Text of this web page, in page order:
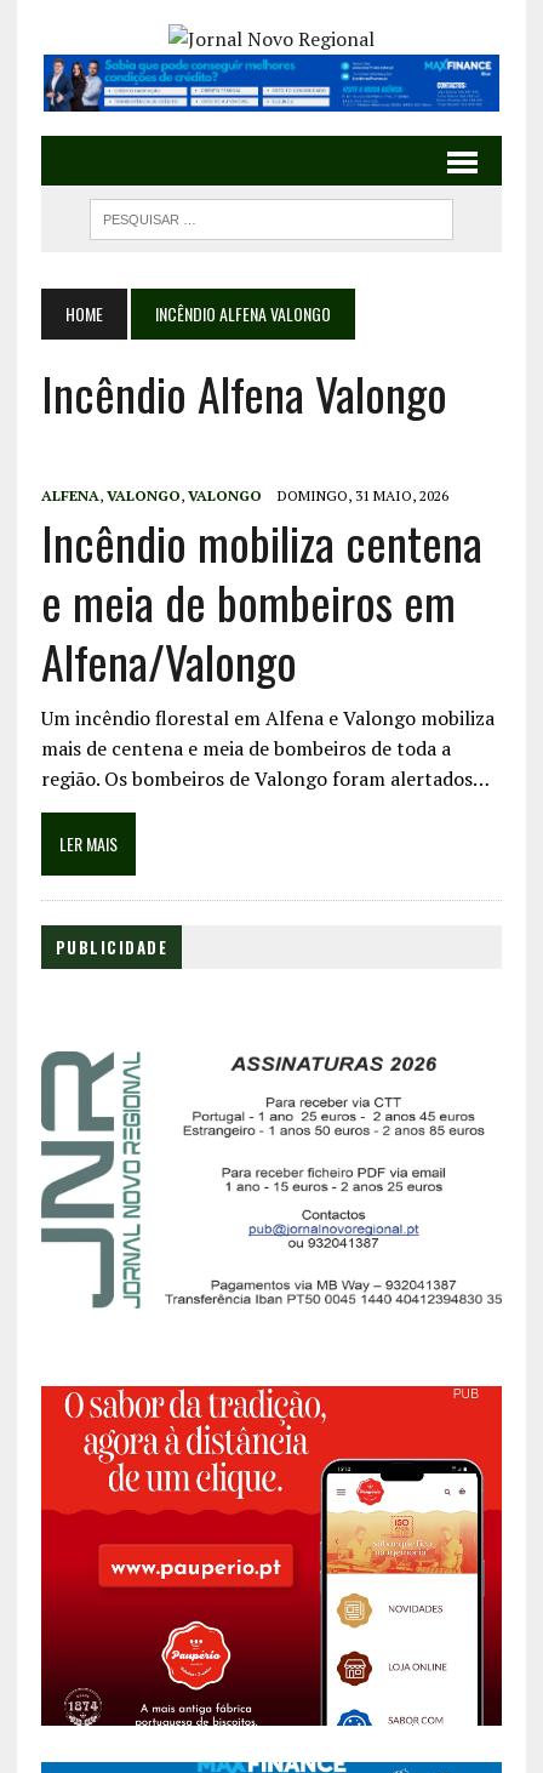
HOME INCÊNDIO ALFENA VALONGO
Incêndio Alfena Valongo
ALFENA, VALONGO, VALONGO DOMINGO, 31 MAIO, 2026
Incêndio mobiliza centena
e meia de bombeiros em
Alfena/Valongo
Um incêndio florestal em Alfena e Valongo mobiliza
mais de centena e meia de bombeiros de toda a
região. Os bombeiros de Valongo foram alertados…
LER MAIS
PUBLICIDADE